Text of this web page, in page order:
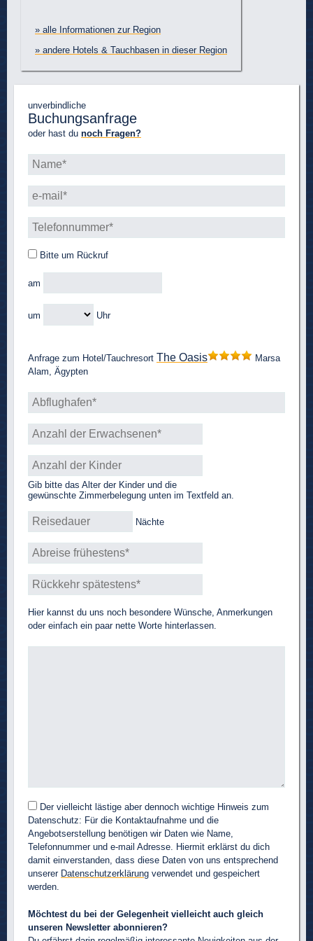
» alle Informationen zur Region
» andere Hotels & Tauchbasen in dieser Region
unverbindliche
Buchungsanfrage
oder hast du noch Fragen?
Bitte um Rückruf
am
um Uhr
Anfrage zum Hotel/Tauchresort The Oasis
Marsa
Alam, Ägypten
Gib bitte das Alter der Kinder und die
gewünschte Zimmerbelegung unten im Textfeld an.
Nächte
Hier kannst du uns noch besondere Wünsche, Anmerkungen
oder einfach ein paar nette Worte hinterlassen.
Der vielleicht lästige aber dennoch wichtige Hinweis zum
Datenschutz: Für die Kontaktaufnahme und die
Angebotserstellung benötigen wir Daten wie Name,
Telefonnummer und e-mail Adresse. Hiermit erklärst du dich
damit einverstanden, dass diese Daten von uns entsprechend
unserer Datenschutzerklärung verwendet und gespeichert
werden.
Möchtest du bei der Gelegenheit vielleicht auch gleich
unseren Newsletter abonnieren?